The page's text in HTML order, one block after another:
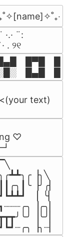
·.· ¨:⠀
. ୨୧⠀
█▀█
█▄█
text)
♡
▕  ╰▏